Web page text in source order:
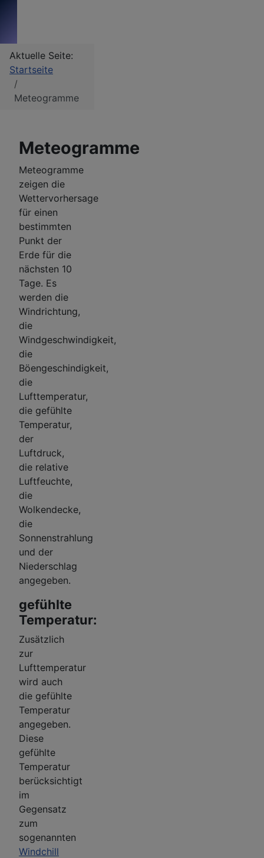
Aktuelle Seite:
Startseite
Meteogramme
Meteogramme
Meteogramme
zeigen die
Wettervorhersage
für einen
bestimmten
Punkt der
Erde für die
nächsten 10
Tage. Es
werden die
Windrichtung,
die
Windgeschwindigkeit,
die
Böengeschindigkeit,
die
Lufttemperatur,
die gefühlte
Temperatur,
der
Luftdruck,
die relative
Luftfeuchte,
die
Wolkendecke,
die
Sonnenstrahlung
und der
Niederschlag
angegeben.
gefühlte
Temperatur:
Zusätzlich
zur
Lufttemperatur
wird auch
die gefühlte
Temperatur
angegeben.
Diese
gefühlte
Temperatur
berücksichtigt
im
Gegensatz
zum
sogenannten
Windchill